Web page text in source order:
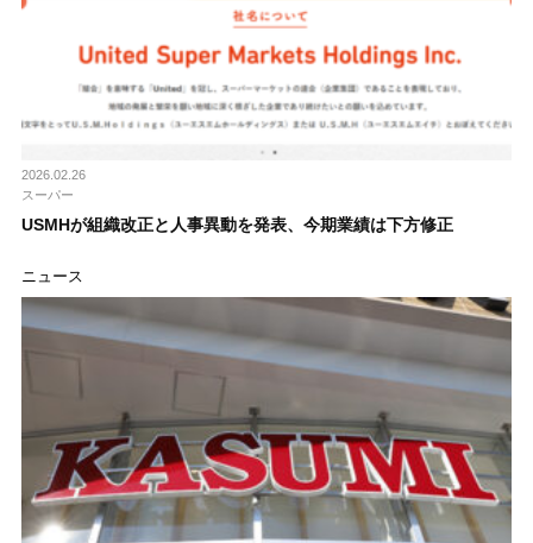
2026.02.26
スーパー
USMHが組織改正と人事異動を発表、今期業績は下方修正
ニュース